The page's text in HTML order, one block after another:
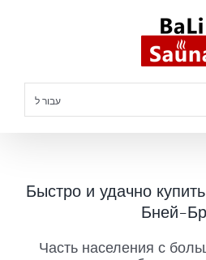
עבור ל
Быстро и удачно
Бней-
Часть населения с